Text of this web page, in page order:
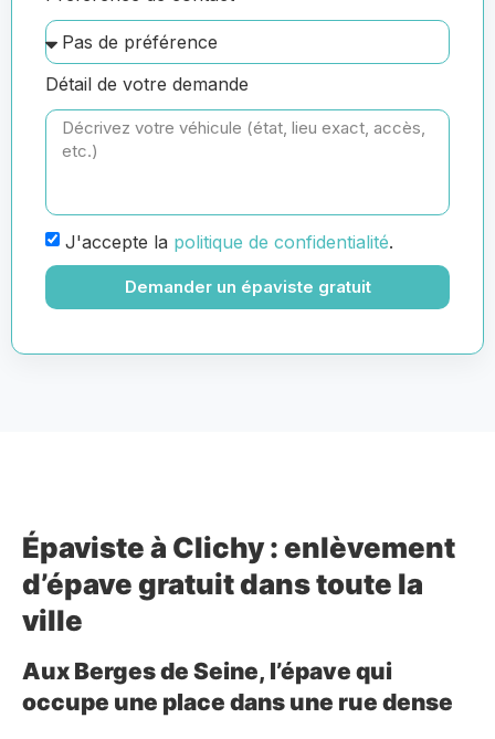
Détail de votre demande
J'accepte la politique de confidentialité.
Demander un épaviste gratuit
Épaviste à Clichy : enlèvement
d’épave gratuit dans toute la
ville
Aux Berges de Seine, l’épave qui
occupe une place dans une rue dense